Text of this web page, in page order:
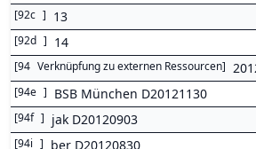
[92c ] 13
[92d ] 14
[94 Verknüpfung zu externen Ressourcen]
[94e ] BSB München D20121130
[94f ] jak D20120903
[94i ] ber D20120830